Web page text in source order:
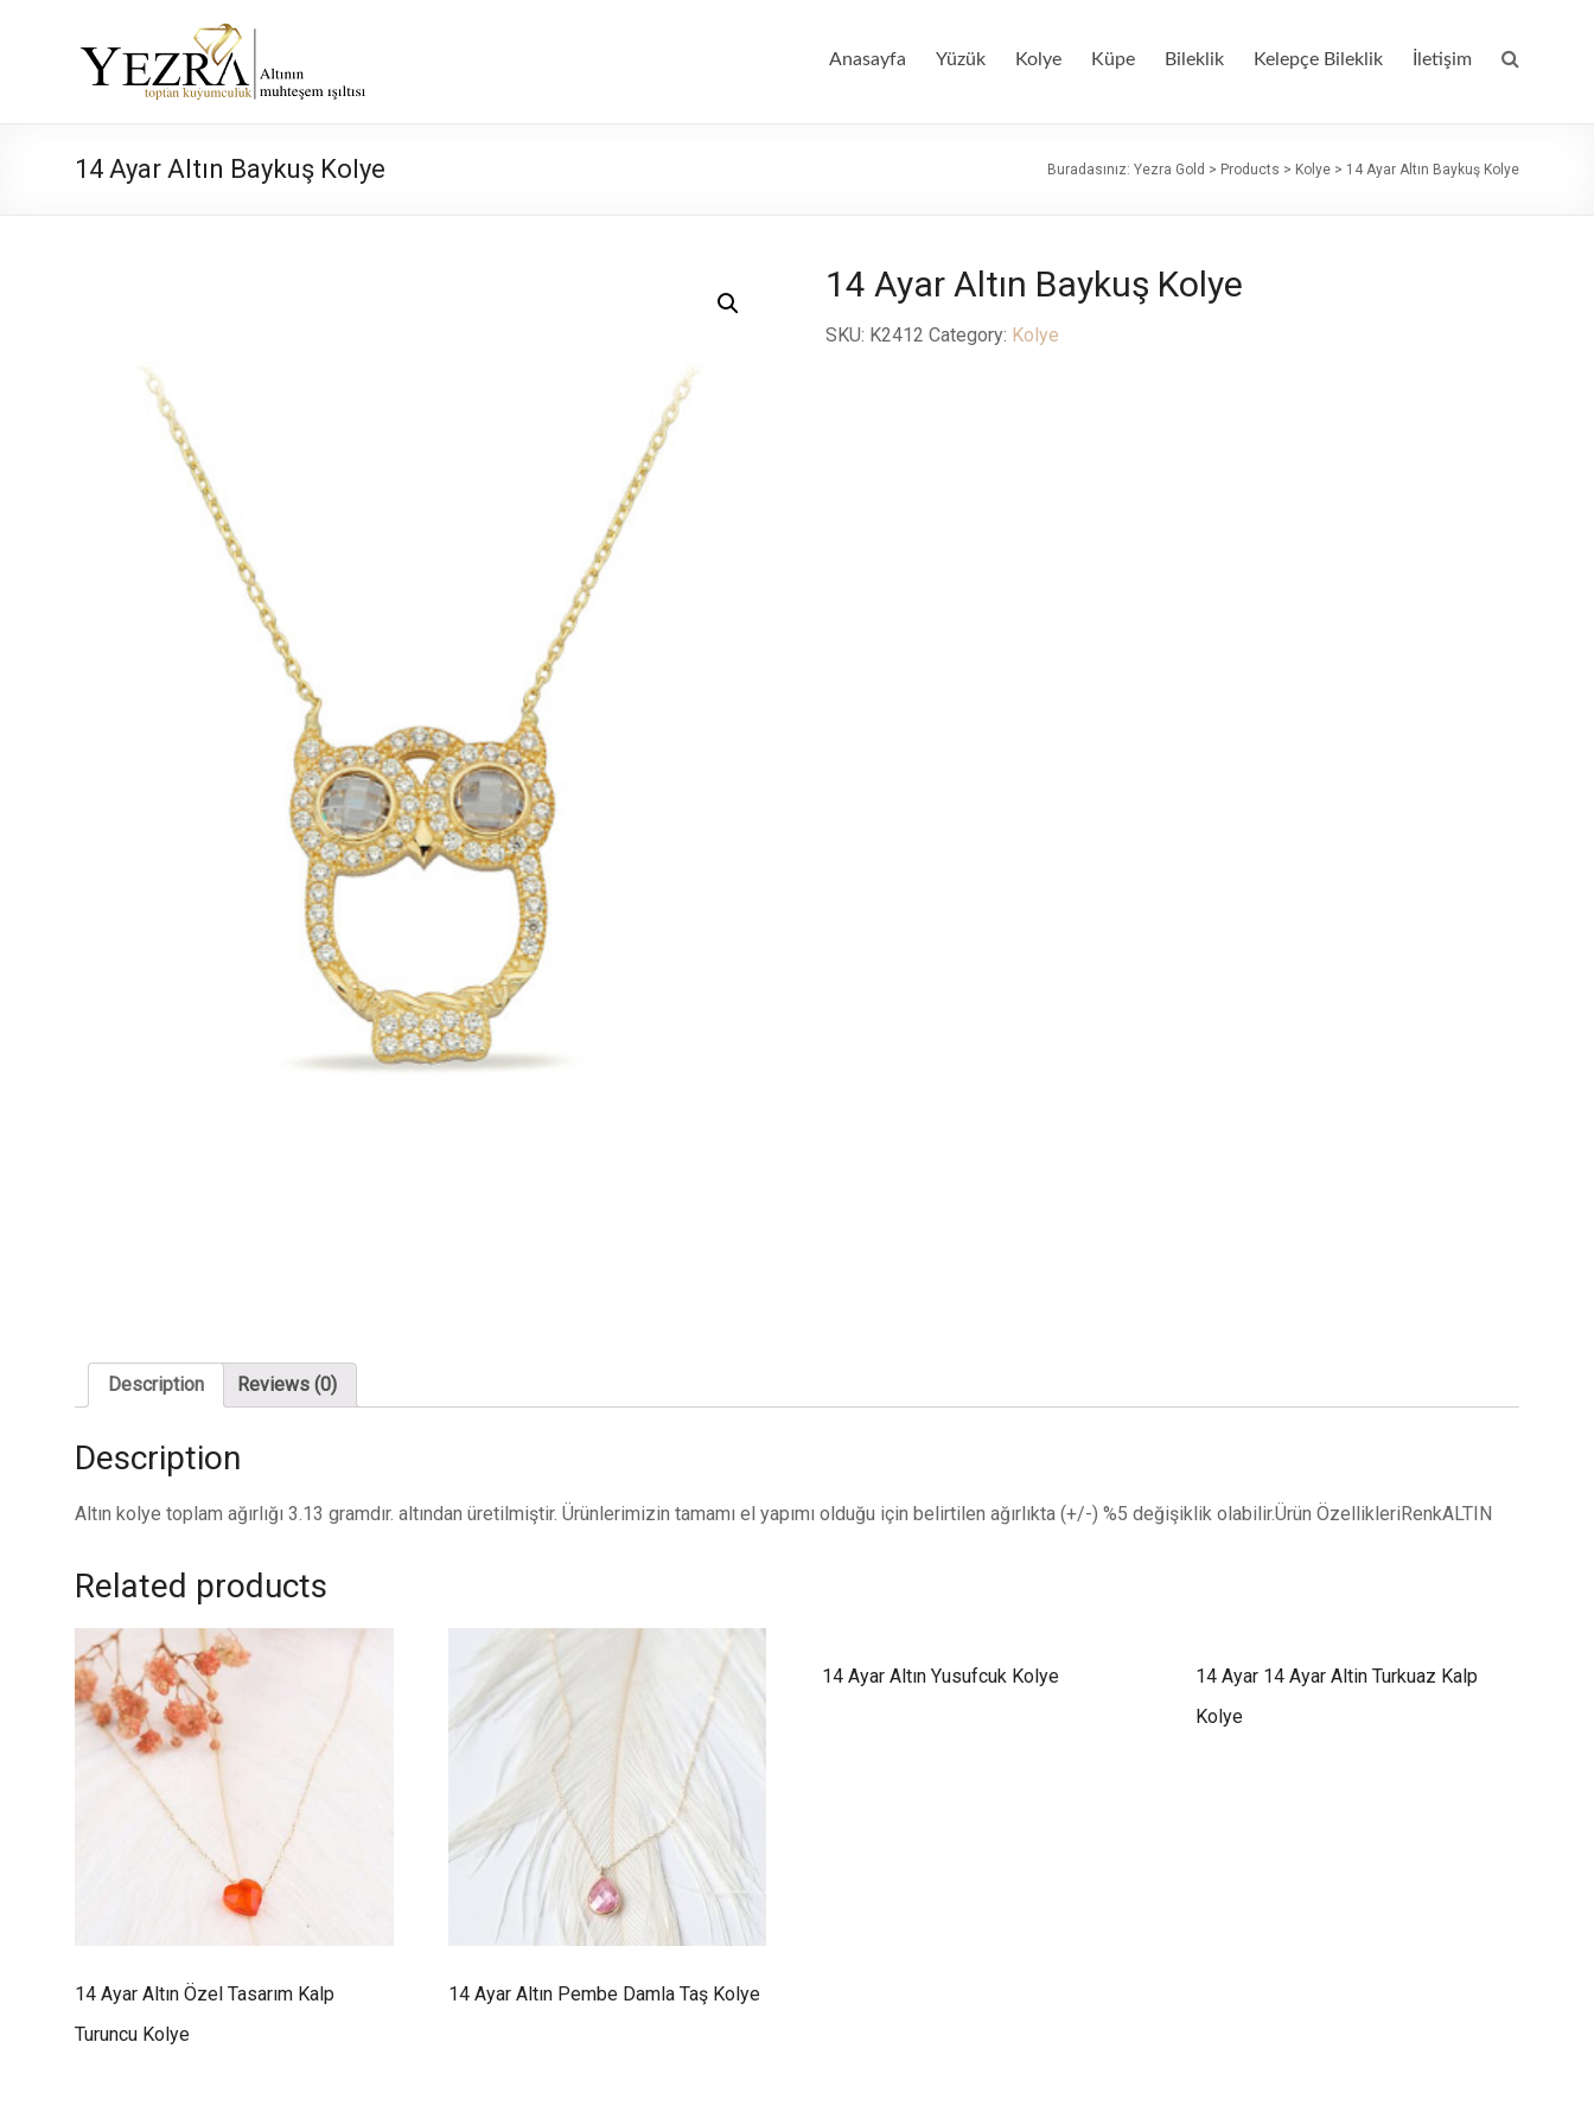
Yezra
Gold
Muhteşem
Anasayfa Yüzük Kolye Küpe Bileklik Kelepçe Bileklik İletişim
14 Ayar Altın Baykuş Kolye Buradasınız: Yezra Gold > Products > Kolye > 14 Ayar Altın Baykuş Kolye
14 Ayar Altın Baykuş Kolye
SKU: K2412 Category: Kolye
Description Reviews (0)
Description
Altın kolye toplam ağırlığı 3.13 gramdır. altından üretilmiştir. Ürünlerimizin tamamı el yapımı olduğu için belirtilen ağırlıkta (+/-) %5 değişiklik olabilir.Ürün ÖzellikleriRenkALTIN
Related products
14 Ayar Altın Özel Tasarım Kalp
Turuncu Kolye
14 Ayar Altın Pembe Damla Taş Kolye
14 Ayar Altın Yusufcuk Kolye
14 Ayar 14 Ayar Altin Turkuaz Kalp
Kolye